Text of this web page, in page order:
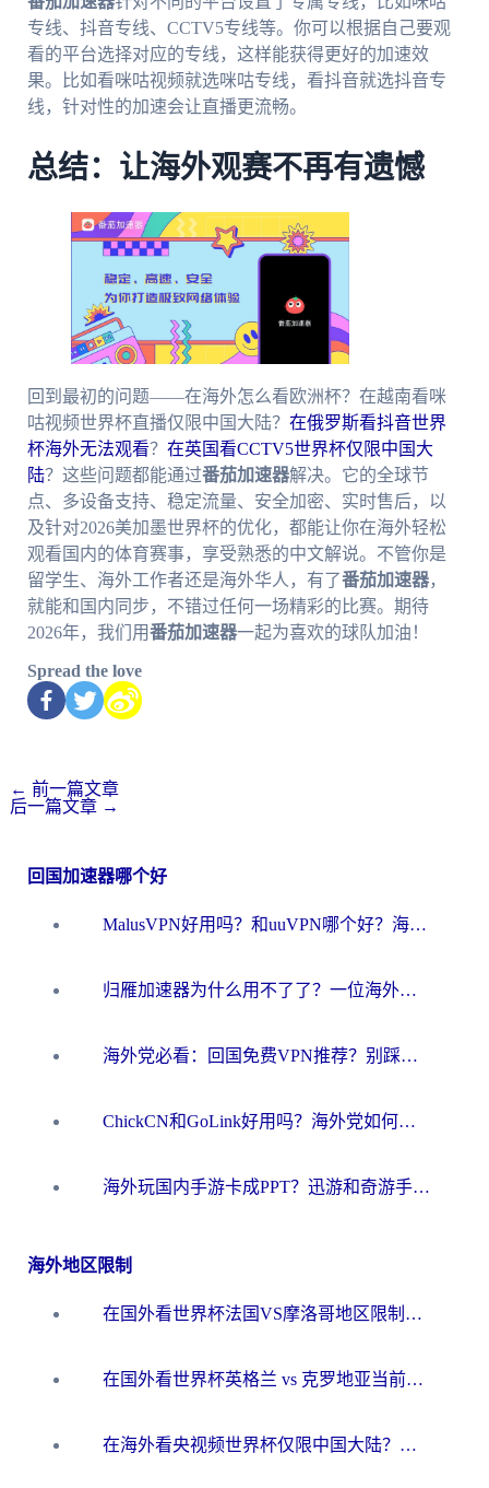
专线、抖音专线、CCTV5专线等。你可以根据自己要观
看的平台选择对应的专线，这样能获得更好的加速效
果。比如看咪咕视频就选咪咕专线，看抖音就选抖音专
线，针对性的加速会让直播更流畅。
总结：让海外观赛不再有遗憾
回到最初的问题——在海外怎么看欧洲杯？在越南看咪
咕视频世界杯直播仅限中国大陆？ 在俄罗斯看抖音世界
杯海外无法观看？ 在英国看CCTV5世界杯仅限中国大
陆？这些问题都能通过番茄加速器解决。它的全球节
点、多设备支持、稳定流量、安全加密、实时售后，以
及针对2026美加墨世界杯的优化，都能让你在海外轻松
观看国内的体育赛事，享受熟悉的中文解说。不管你是
留学生、海外工作者还是海外华人，有了番茄加速器，
就能和国内同步，不错过任何一场精彩的比赛。期待
2026年，我们用番茄加速器一起为喜欢的球队加油！
Spread the love
← 前一篇文章
后一篇文章 →
回国加速器哪个好
MalusVPN好用吗？和uuVPN哪个好？海外党无缝访问国内资源的真实对比与选择指南
归雁加速器为什么用不了了？一位海外游子的真实困惑与技术解答
海外党必看：回国免费VPN推荐？别踩坑！教你选对加速器无缝刷国内资源
ChickCN和GoLink好用吗？海外党如何选对回国加速器
海外玩国内手游卡成PPT？迅游和奇游手游哪个好？一篇讲透回国加速器怎么选
海外地区限制
在国外看世界杯法国VS摩洛哥地区限制？这篇指南让你流畅看中文解说无压力
在国外看世界杯英格兰 vs 克罗地亚当前地区不可播放？这篇指南帮你搞定所有海外观赛难题
在海外看央视频世界杯仅限中国大陆？这篇指南帮你解锁中文解说+无卡顿直播